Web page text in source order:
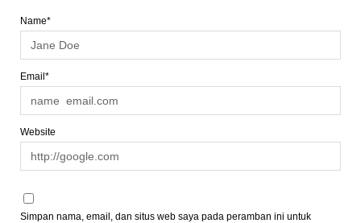
Name*
Email*
Website
Simpan nama, email, dan situs web saya pada peramban ini untuk